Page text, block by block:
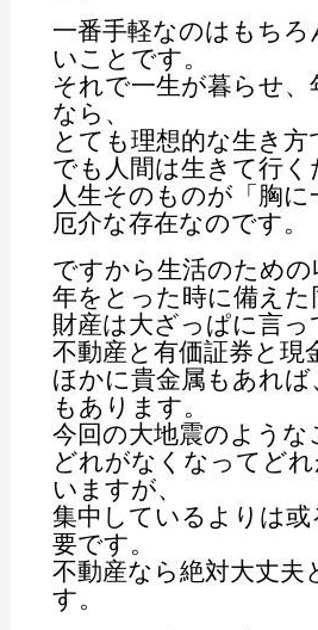
一番手軽なのはもち
いことです。
それで一生が暮らせ
なら、
とても理想的な生き方
でも人間は生きて行
人生そのものが「胸
厄介な存在なのです。
ですから生活のため
年をとった時に備え
財産は大ざっぱに言っ
不動産と有価証券と
ほかに貴金属もあれ
もあります。
今回の大地震のよう
どれがなくなってど
いますが、
集中しているよりは
要です。
不動産なら絶対大丈
す。